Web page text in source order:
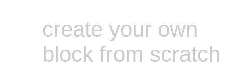
create your own
block from scratch